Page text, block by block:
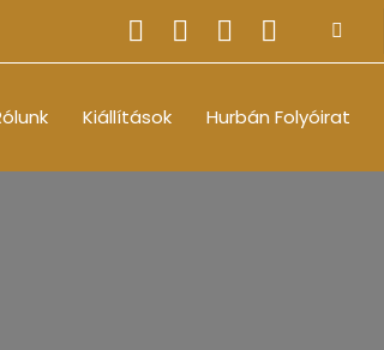
Kiállítások Hurbán Folyóirat